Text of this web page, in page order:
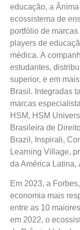
educação, a
ecossistema de
portfólio de
players de
médica. A
estudantes,
superior, e em
Brasil. Integradas
marcas
HSM, HSM
Brasileira de
Brazil, Inspirali,
Learning Village,
da América Latina,
Em 2023, a
economia mais
entre as 10
em 2022, o